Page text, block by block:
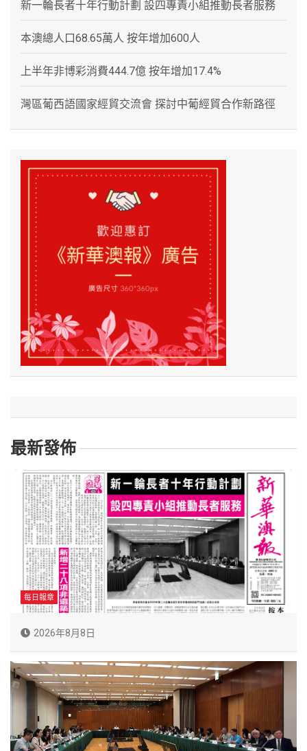
新一輪長者十年行動計劃 設四專責小組推動長者服務
本澳總人口68.65萬人 按年增加600人
上半年非博彩消費444.7億 按年增加17.4%
灣區葡西語國家經貿交流會 探討中葡經貿合作新路徑
最新發佈
每日報章
2026年8月8日